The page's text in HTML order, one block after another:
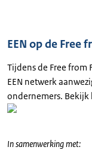
tekst
EEN op de Free
Tijdens de Free from
EEN netwerk
ondernemers. Bekijk
In samenwerking met: